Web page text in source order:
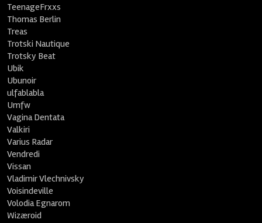
TeenageFrxxs
Thomas Berlin
Treas
Trotski Nautique
Trotsky Beat
Ubik
Ubunoir
ulfablabla
Umfw
Vagina Dentata
Valkiri
Varius Radar
Vendredi
Vissan
Vladimir Vlechnivsky
Voisindeville
Volodia Egnarom
Wizæroid